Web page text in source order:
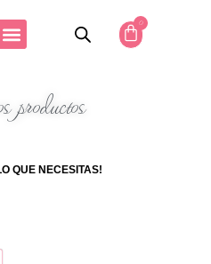
0
productos
QUE NECESITAS!